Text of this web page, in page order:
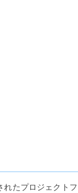
たプロジェクト